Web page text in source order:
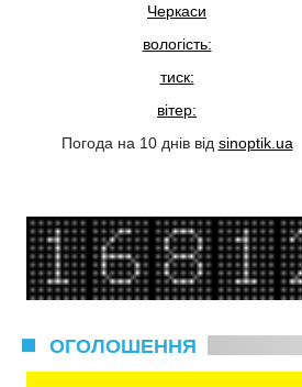
Черкаси
вологість:
тиск:
вітер:
Погода на 10 днів від sinoptik.ua
ОГОЛОШЕННЯ